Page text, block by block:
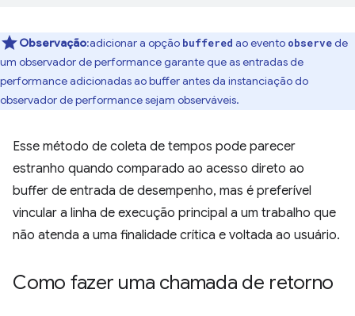
Observação:adicionar a opção buffered ao evento observede
um observador de performance garante que as entradas de
performance adicionadas ao buffer antes da instanciação do
observador de performance sejam observáveis.
Esse método de coleta de tempos pode parecer
estranho quando comparado ao acesso direto ao
buffer de entrada de desempenho, mas é preferível
vincular a linha de execução principal a um trabalho que
não atenda a uma finalidade crítica e voltada ao usuário.
Como fazer uma chamada de retorno